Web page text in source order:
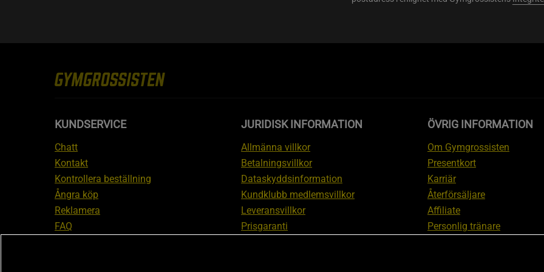
KUNDSERVICE
Chatt
Kontakt
Kontrollera beställning
Ångra köp
Reklamera
FAQ
JURIDISK INFORMATION
Allmänna villkor
Betalningsvillkor
Dataskyddsinformation
Kundklubb medlemsvillkor
Leveransvillkor
Prisgaranti
ÖVRIG INFORMATION
Om Gymgrossisten
Presentkort
Karriär
Återförsäljare
Affiliate
Personlig tränare